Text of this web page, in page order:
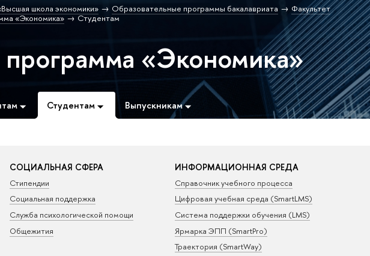
школа экономики» Образовательные программы бакалавриата
Факультет
«Экономика» Студентам
программа «Экономика»
Студентам Выпускникам
СОЦИАЛЬНАЯ СФЕРА
Стипендии
Социальная поддержка
Служба психологической помощи
Общежития
ИНФОРМАЦИОННАЯ СРЕДА
Справочник учебного процесса
Цифровая учебная среда (SmartLMS)
Система поддержки обучения (LMS)
Ярмарка ЭПП (SmartPro)
Траектория (SmartWay)